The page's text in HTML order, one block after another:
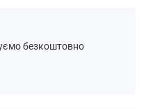
безкоштовно